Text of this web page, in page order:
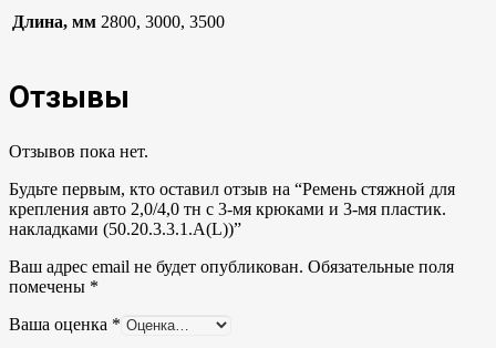
Длина, мм 2800, 3000, 3500
Отзывы
Отзывов пока нет.
Будьте первым, кто оставил отзыв на “Ремень стяжной для
крепления авто 2,0/4,0 тн с 3-мя крюками и 3-мя пластик.
накладками (50.20.3.3.1.А(L))”
Ваш адрес email не будет опубликован. Обязательные поля
помечены *
Ваша оценка *